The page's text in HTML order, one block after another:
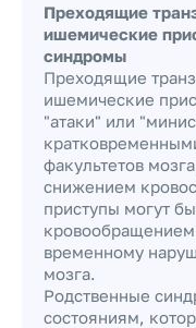
Преходящие
ишемические
синдромы
Преходящие
ишемические
"атаки" или
факультетов
снижением
приступы могут
кровообращением
временному
мозга.
Родственные
состояниям,